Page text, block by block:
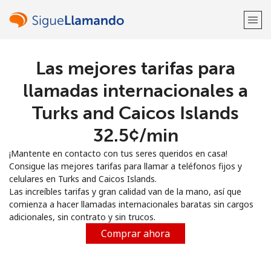
¡Bienvenido!
Regístrate con
o
Las mejores tarifas para
llamadas internacionales a
Turks and Caicos Islands
⁦32.5¢⁩/min
¡Mantente en contacto con tus seres queridos en casa!
Consigue las mejores tarifas para llamar a teléfonos fijos y
celulares en Turks and Caicos Islands.
Las increíbles tarifas y gran calidad van de la mano, así que
comienza a hacer llamadas internacionales baratas sin cargos
adicionales, sin contrato y sin trucos.
Comprar ahora